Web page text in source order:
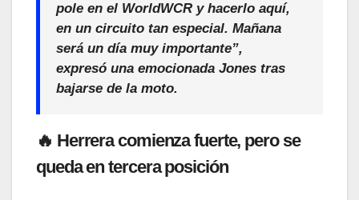
pole en el WorldWCR y hacerlo aquí,
en un circuito tan especial. Mañana
será un día muy importante”,
expresó una emocionada Jones tras
bajarse de la moto.
🔥 Herrera comienza fuerte, pero se
queda en tercera posición